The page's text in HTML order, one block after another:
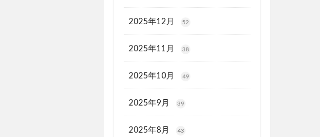
2025年12月 52
2025年11月 38
2025年10月 49
2025年9月 39
2025年8月 43